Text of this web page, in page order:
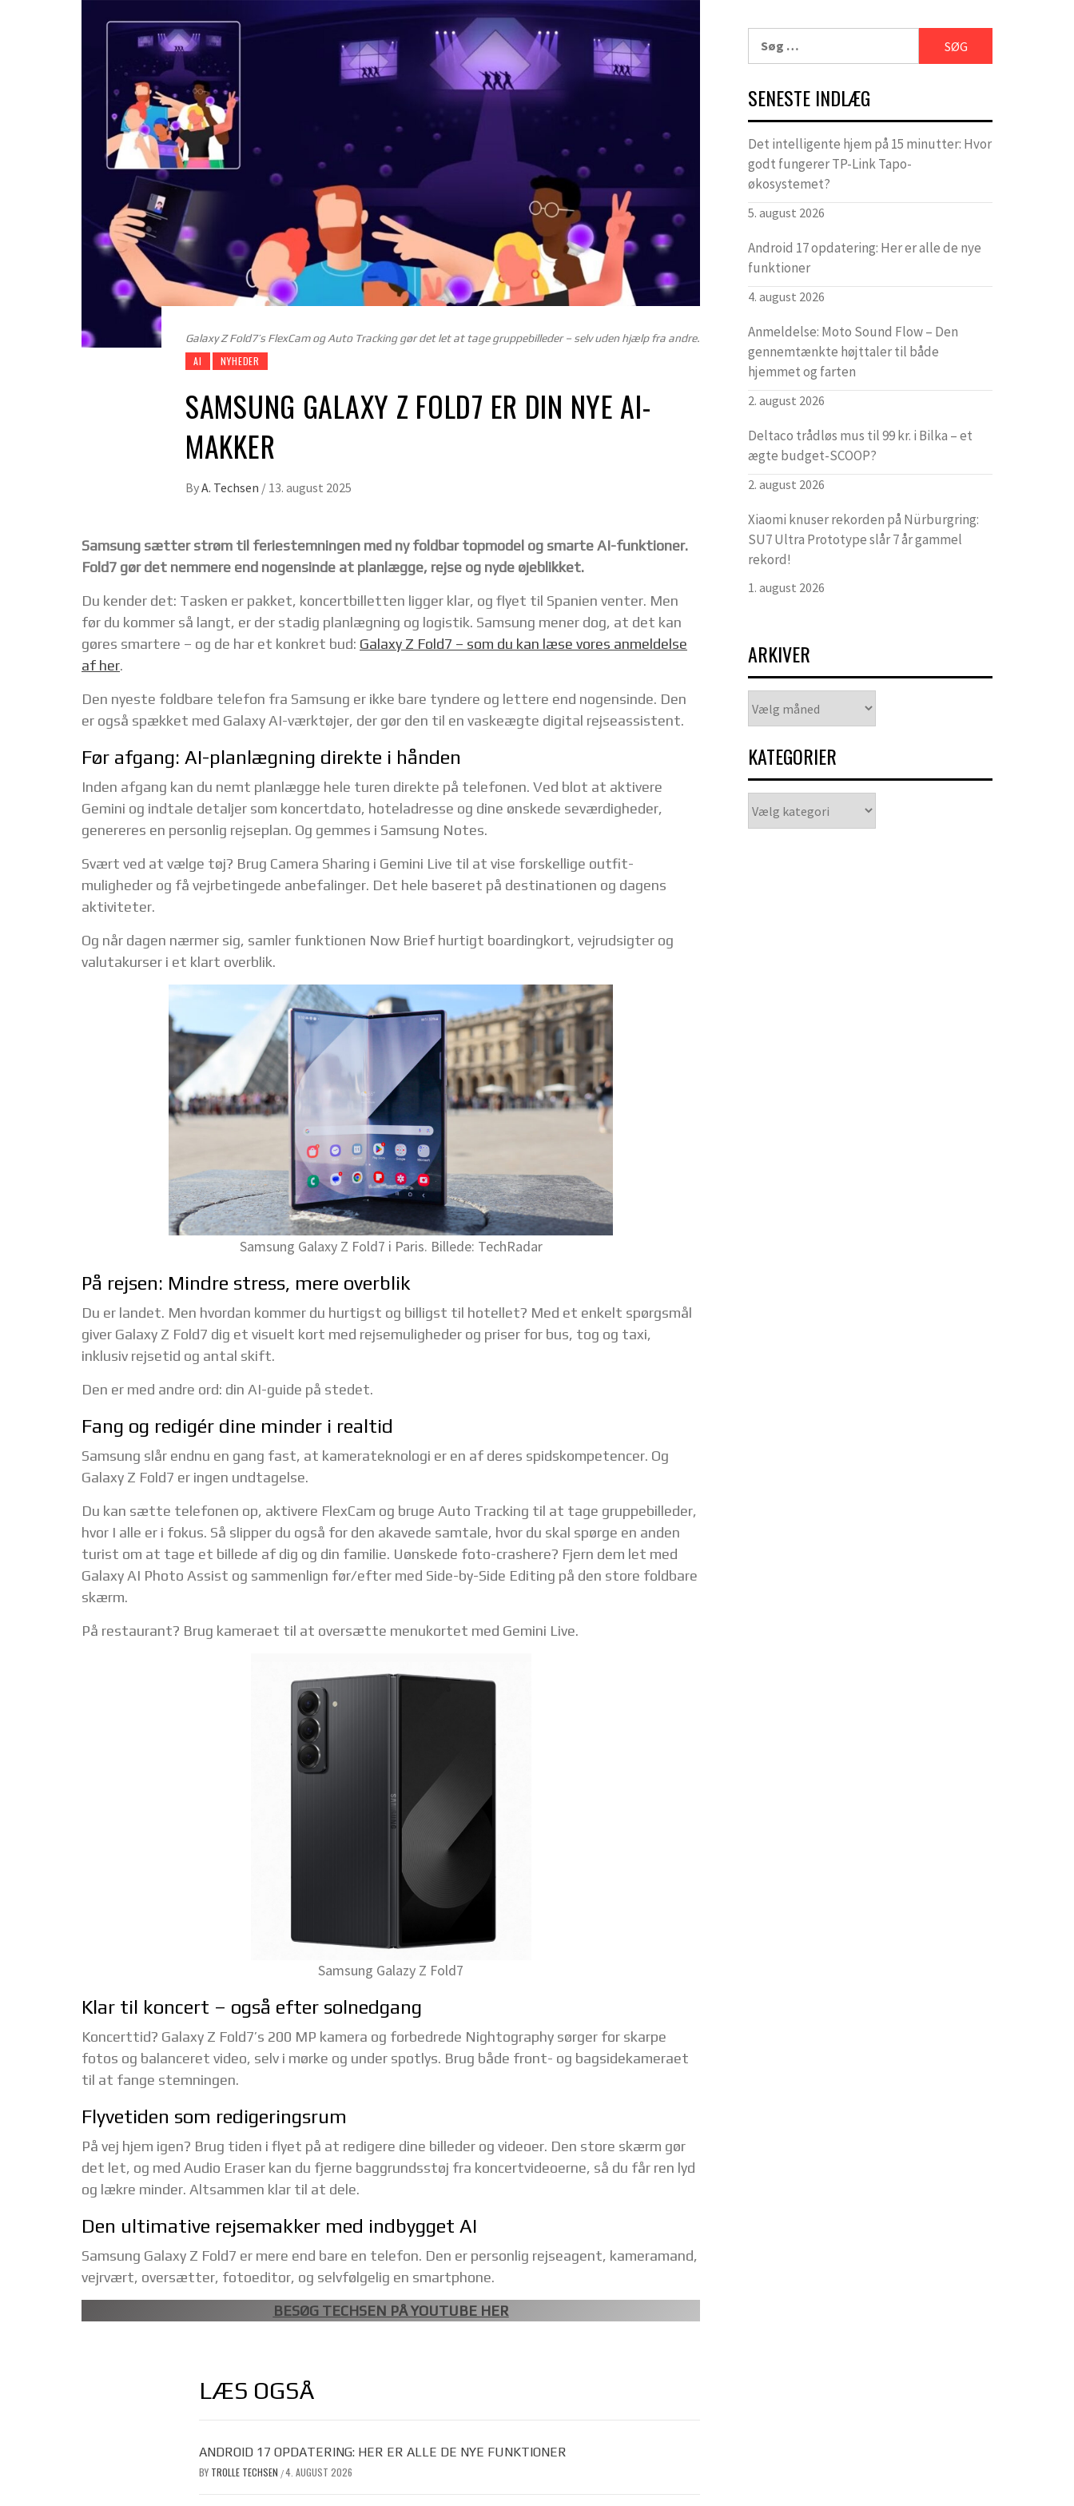
Galaxy Z Fold7’s FlexCam og Auto Tracking gør det let at tage gruppebilleder – selv uden hjælp fra andre.
AI NYHEDER
SAMSUNG GALAXY Z FOLD7 ER DIN NYE AI-
MAKKER
ByA. Techsen / 13. august 2025
Samsung sætter strøm til feriestemningen med ny foldbar topmodel og smarte AI-funktioner.
Fold7 gør det nemmere end nogensinde at planlægge, rejse og nyde øjeblikket.
Du kender det: Tasken er pakket, koncertbilletten ligger klar, og flyet til Spanien venter. Men
før du kommer så langt, er der stadig planlægning og logistik. Samsung mener dog, at det kan
gøres smartere – og de har et konkret bud: Galaxy Z Fold7 – som du kan læse vores anmeldelse
af her.
Den nyeste foldbare telefon fra Samsung er ikke bare tyndere og lettere end nogensinde. Den
er også spækket med Galaxy AI-værktøjer, der gør den til en vaskeægte digital rejseassistent.
Før afgang: AI-planlægning direkte i hånden
Inden afgang kan du nemt planlægge hele turen direkte på telefonen. Ved blot at aktivere
Gemini og indtale detaljer som koncertdato, hoteladresse og dine ønskede seværdigheder,
genereres en personlig rejseplan. Og gemmes i Samsung Notes.
Svært ved at vælge tøj? Brug Camera Sharing i Gemini Live til at vise forskellige outfit-
muligheder og få vejrbetingede anbefalinger. Det hele baseret på destinationen og dagens
aktiviteter.
Og når dagen nærmer sig, samler funktionen Now Brief hurtigt boardingkort, vejrudsigter og
valutakurser i et klart overblik.
Samsung Galaxy Z Fold7 i Paris. Billede: TechRadar
På rejsen: Mindre stress, mere overblik
Du er landet. Men hvordan kommer du hurtigst og billigst til hotellet? Med et enkelt spørgsmål
giver Galaxy Z Fold7 dig et visuelt kort med rejsemuligheder og priser for bus, tog og taxi,
inklusiv rejsetid og antal skift.
Den er med andre ord: din AI-guide på stedet.
Fang og redigér dine minder i realtid
Samsung slår endnu en gang fast, at kamerateknologi er en af deres spidskompetencer. Og
Galaxy Z Fold7 er ingen undtagelse.
Du kan sætte telefonen op, aktivere FlexCam og bruge Auto Tracking til at tage gruppebilleder,
hvor I alle er i fokus. Så slipper du også for den akavede samtale, hvor du skal spørge en anden
turist om at tage et billede af dig og din familie. Uønskede foto-crashere? Fjern dem let med
Galaxy AI Photo Assist og sammenlign før/efter med Side-by-Side Editing på den store foldbare
skærm.
På restaurant? Brug kameraet til at oversætte menukortet med Gemini Live.
Samsung Galazy Z Fold7
Klar til koncert – også efter solnedgang
Koncerttid? Galaxy Z Fold7’s 200 MP kamera og forbedrede Nightography sørger for skarpe
fotos og balanceret video, selv i mørke og under spotlys. Brug både front- og bagsidekameraet
til at fange stemningen.
Flyvetiden som redigeringsrum
På vej hjem igen? Brug tiden i flyet på at redigere dine billeder og videoer. Den store skærm gør
det let, og med Audio Eraser kan du fjerne baggrundsstøj fra koncertvideoerne, så du får ren lyd
og lækre minder. Altsammen klar til at dele.
Den ultimative rejsemakker med indbygget AI
Samsung Galaxy Z Fold7 er mere end bare en telefon. Den er personlig rejseagent, kameramand,
vejrvært, oversætter, fotoeditor, og selvfølgelig en smartphone.
BESØG TECHSEN PÅ YOUTUBE HER
LÆS OGSÅ
ANDROID 17 OPDATERING: HER ER ALLE DE NYE FUNKTIONER
BY TROLLE TECHSEN /4. AUGUST 2026
efter:
SENESTE INDLÆG
Det intelligente hjem på 15 minutter: Hvor
godt fungerer TP-Link Tapo-
økosystemet?
5. august 2026
Android 17 opdatering: Her er alle de nye
funktioner
4. august 2026
Anmeldelse: Moto Sound Flow – Den
gennemtænkte højttaler til både
hjemmet og farten
2. august 2026
Deltaco trådløs mus til 99 kr. i Bilka – et
ægte budget-SCOOP?
2. august 2026
Xiaomi knuser rekorden på Nürburgring:
SU7 Ultra Prototype slår 7 år gammel
rekord!
1. august 2026
ARKIVER
KATEGORIER